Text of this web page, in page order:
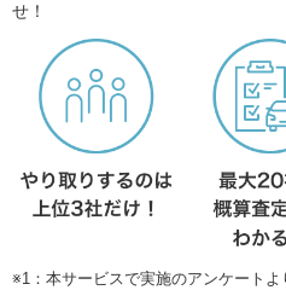
せ！
※1：本サービスで実施のアンケート